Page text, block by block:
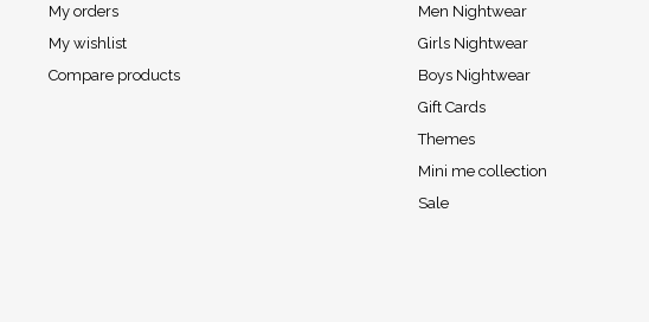
My orders
My wishlist
Compare products
Men Nightwear
Girls Nightwear
Boys Nightwear
Gift Cards
Themes
Mini me collection
Sale